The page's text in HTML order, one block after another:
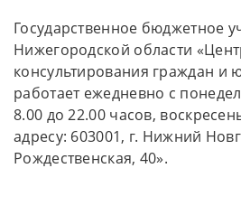
Государственное бюджетное
Нижегородской области
консультирования граждан и
работает ежедневно с
8.00 до 22.00 часов,
адресу: 603001, г. Нижний
Рождественская, 40».